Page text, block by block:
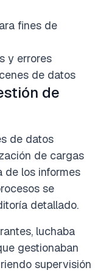
fines de
y errores
de datos
de
de datos
de cargas
de los informes
se
detallado.
luchaba
gestionaban
supervisión